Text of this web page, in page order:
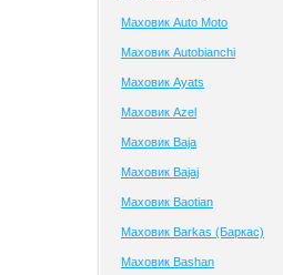
Маховик Auto Moto
Маховик Autobianchi
Маховик Ayats
Маховик Azel
Маховик Baja
Маховик Bajaj
Маховик Baotian
Маховик Barkas (Баркас)
Маховик Bashan